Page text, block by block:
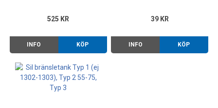
525 KR
INFO KÖP
39 KR
INFO KÖP